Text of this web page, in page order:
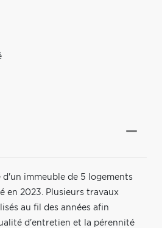
immeuble de 5 logements
en 2023. Plusieurs travaux
au fil des années afin
d'entretien et la pérennité